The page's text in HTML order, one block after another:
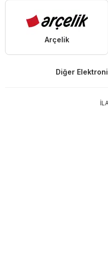
Arçelik
Diğer